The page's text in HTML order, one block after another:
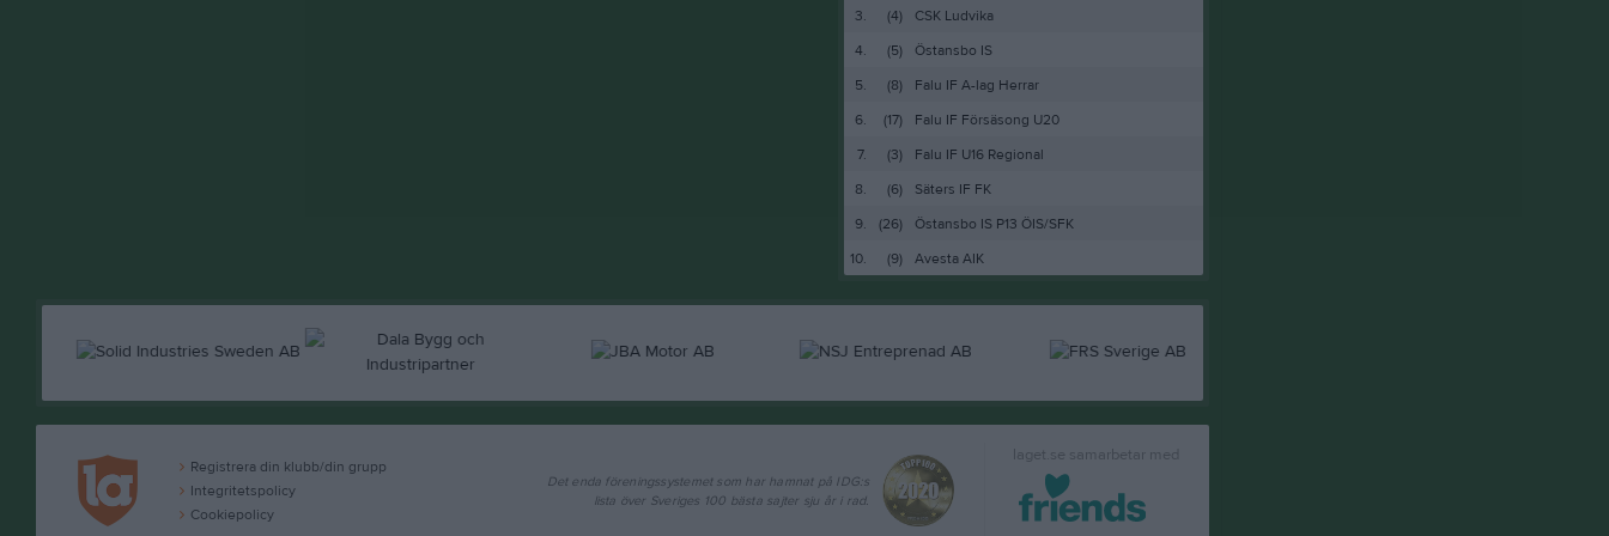
3.
(4)
CSK Ludvika
4.
(5)
Östansbo IS
5.
(8)
Falu IF A-lag Herrar
6.
(17)
Falu IF Försäsong U20
7.
(3)
Falu IF U16 Regional
8.
(6)
Säters IF FK
9.
(26)
Östansbo IS P13 ÖIS/SFK
10.
(9) Avesta AIK
Registrera din klubb/din grupp
Integritetspolicy
Cookiepolicy
laget.se samarbetar med
Det enda föreningssystemet som har hamnat på IDG:s
lista över Sveriges 100 bästa sajter sju år i rad.